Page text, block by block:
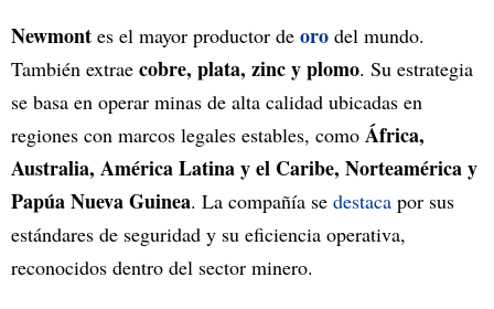
Newmont es el mayor productor de oro del mundo.
También extrae cobre, plata, zinc y plomo. Su estrategia
se basa en operar minas de alta calidad ubicadas en
regiones con marcos legales estables, como África,
Australia, América Latina y el Caribe, Norteamérica y
Papúa Nueva Guinea. La compañía se destaca por sus
estándares de seguridad y su eficiencia operativa,
reconocidos dentro del sector minero.